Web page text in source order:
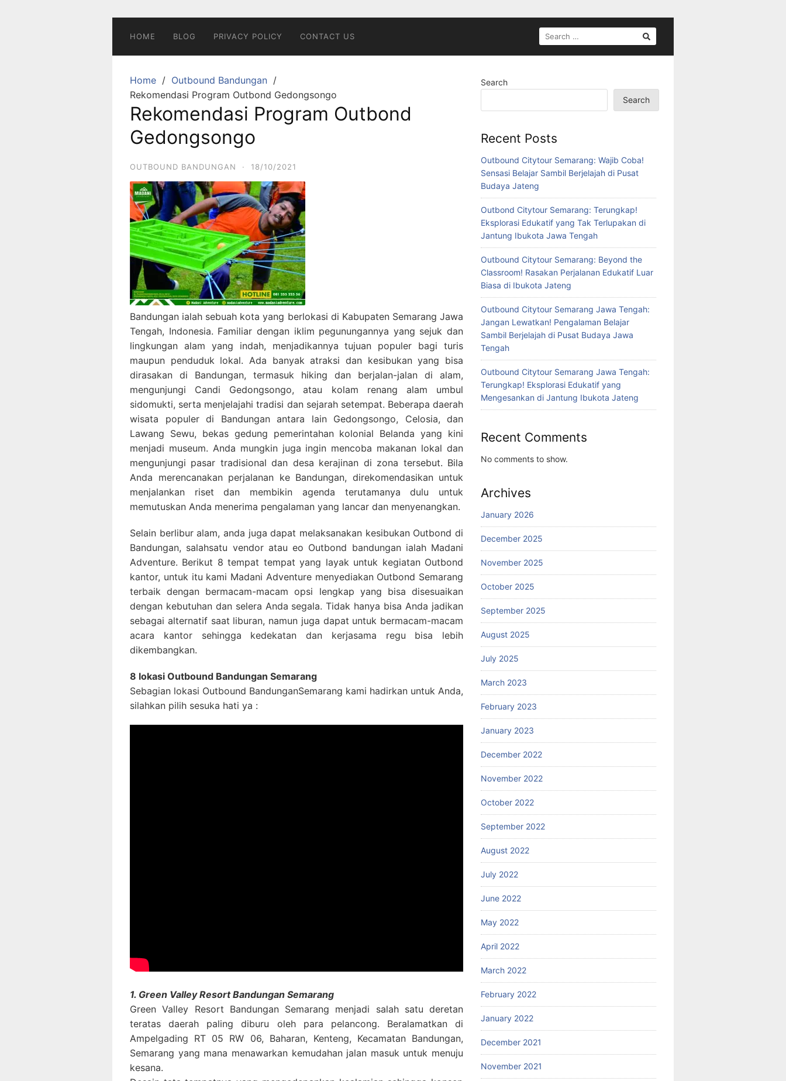
HOME BLOG PRIVACY POLICY CONTACT US
SEARCH
FOR:
Home
Outbound Bandungan
Rekomendasi Program Outbond Gedongsongo
Rekomendasi Program Outbond
Gedongsongo
OUTBOUND BANDUNGAN · 18/10/2021
Bandungan ialah sebuah kota yang berlokasi di Kabupaten Semarang Jawa
Tengah, Indonesia. Familiar dengan iklim pegunungannya yang sejuk dan
lingkungan alam yang indah, menjadikannya tujuan populer bagi turis
maupun penduduk lokal. Ada banyak atraksi dan kesibukan yang bisa
dirasakan di Bandungan, termasuk hiking dan berjalan-jalan di alam,
mengunjungi Candi Gedongsongo, atau kolam renang alam umbul
sidomukti, serta menjelajahi tradisi dan sejarah setempat. Beberapa daerah
wisata populer di Bandungan antara lain Gedongsongo, Celosia, dan
Lawang Sewu, bekas gedung pemerintahan kolonial Belanda yang kini
menjadi museum. Anda mungkin juga ingin mencoba makanan lokal dan
mengunjungi pasar tradisional dan desa kerajinan di zona tersebut. Bila
Anda merencanakan perjalanan ke Bandungan, direkomendasikan untuk
menjalankan riset dan membikin agenda terutamanya dulu untuk
memutuskan Anda menerima pengalaman yang lancar dan menyenangkan.
Selain berlibur alam, anda juga dapat melaksanakan kesibukan Outbond di
Bandungan, salahsatu vendor atau eo Outbond bandungan ialah Madani
Adventure. Berikut 8 tempat tempat yang layak untuk kegiatan Outbond
kantor, untuk itu kami Madani Adventure menyediakan Outbond Semarang
terbaik dengan bermacam-macam opsi lengkap yang bisa disesuaikan
dengan kebutuhan dan selera Anda segala. Tidak hanya bisa Anda jadikan
sebagai alternatif saat liburan, namun juga dapat untuk bermacam-macam
acara kantor sehingga kedekatan dan kerjasama regu bisa lebih
dikembangkan.
8 lokasi Outbound Bandungan Semarang
Sebagian lokasi Outbound BandunganSemarang kami hadirkan untuk Anda,
silahkan pilih sesuka hati ya :
1. Green Valley Resort Bandungan Semarang
Green Valley Resort Bandungan Semarang menjadi salah satu deretan
teratas daerah paling diburu oleh para pelancong. Beralamatkan di
Ampelgading RT 05 RW 06, Baharan, Kenteng, Kecamatan Bandungan,
Semarang yang mana menawarkan kemudahan jalan masuk untuk menuju
kesana.
Search
Search
Recent Posts
Outbound Citytour Semarang: Wajib Coba!
Sensasi Belajar Sambil Berjelajah di Pusat
Budaya Jateng
Outbond Citytour Semarang: Terungkap!
Eksplorasi Edukatif yang Tak Terlupakan di
Jantung Ibukota Jawa Tengah
Outbound Citytour Semarang: Beyond the
Classroom! Rasakan Perjalanan Edukatif Luar
Biasa di Ibukota Jateng
Outbound Citytour Semarang Jawa Tengah:
Jangan Lewatkan! Pengalaman Belajar
Sambil Berjelajah di Pusat Budaya Jawa
Tengah
Outbound Citytour Semarang Jawa Tengah:
Terungkap! Eksplorasi Edukatif yang
Mengesankan di Jantung Ibukota Jateng
Recent Comments
No comments to show.
Archives
January 2026
December 2025
November 2025
October 2025
September 2025
August 2025
July 2025
March 2023
February 2023
January 2023
December 2022
November 2022
October 2022
September 2022
August 2022
July 2022
June 2022
May 2022
April 2022
March 2022
February 2022
January 2022
December 2021
November 2021